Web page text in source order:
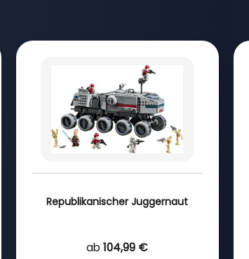
Republikanischer Juggernaut
ab 104,99 €